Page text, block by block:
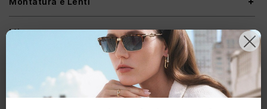
Misure montatura
Spedizioni & Resi